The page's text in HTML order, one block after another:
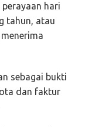
hari
tahun, atau
sebagai bukti
dan faktur